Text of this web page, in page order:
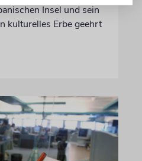
Insel und sein
kulturelles Erbe geehrt